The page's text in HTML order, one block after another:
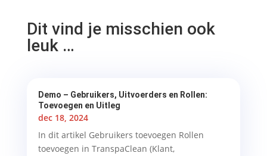
Dit vind je misschien ook
leuk …
Demo – Gebruikers, Uitvoerders en Rollen:
Toevoegen en Uitleg
dec 18, 2024
In dit artikel Gebruikers toevoegen Rollen
toevoegen in TranspaClean (Klant,